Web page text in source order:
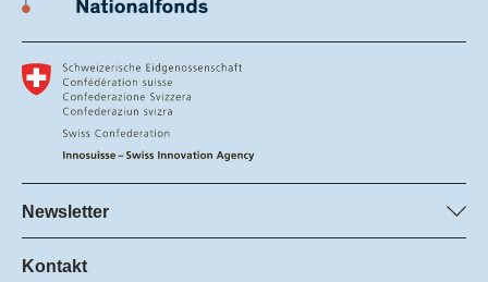
Newsletter
SNF-Newsletter abonnieren
Innosuisse Newsletter abonnieren
Kontakt